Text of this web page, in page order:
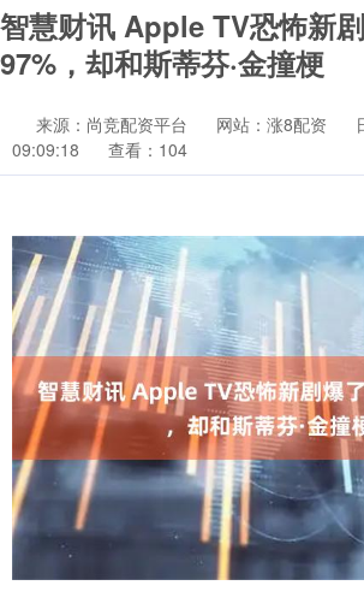
智慧财讯 Apple TV恐怖新
97%，却和斯蒂芬·金撞梗
来源：尚竞配资平台 网站：涨8配资
09:09:18
查看：104